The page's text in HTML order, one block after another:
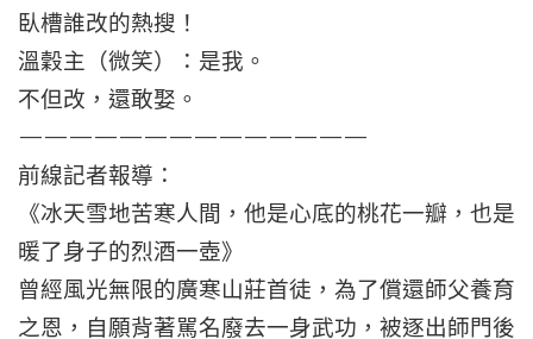
臥槽誰改的熱搜！
溫穀主（微笑）：是我。
不但改，還敢娶。
——————————————
前線記者報導：
《冰天雪地苦寒人間，他是心底的桃花一瓣，也是
暖了身子的烈酒一壺》
曾經風光無限的廣寒山莊首徒，為了償還師父養育
之恩，自願背著駡名廢去一身武功，被逐出師門後